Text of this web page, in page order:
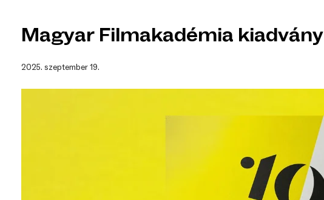
Magyar Filmakadémia kiadvány
2025. szeptember 19.